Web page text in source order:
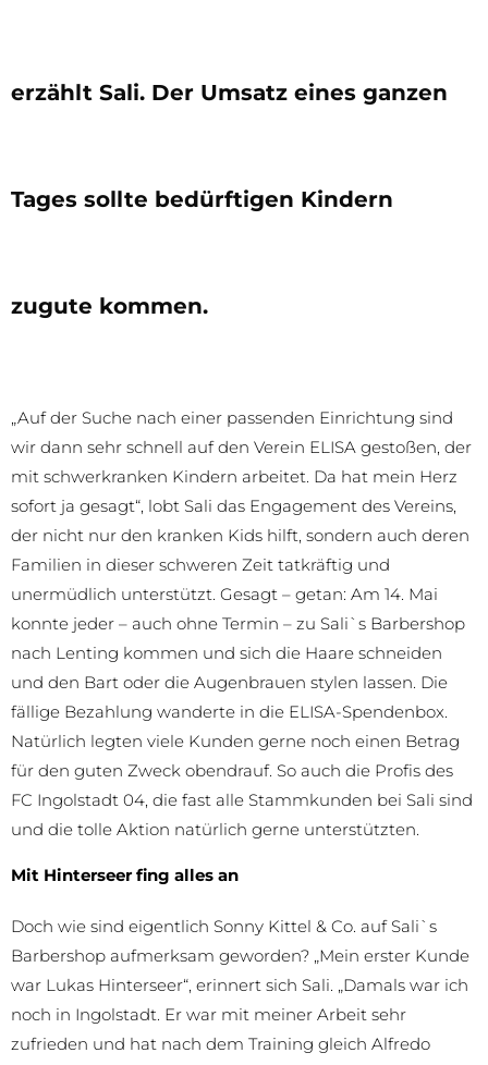
erzählt Sali. Der Umsatz eines ganzen
Tages sollte bedürftigen Kindern
zugute kommen.
„Auf der Suche nach einer passenden Einrichtung sind
wir dann sehr schnell auf den Verein ELISA gestoßen, der
mit schwerkranken Kindern arbeitet. Da hat mein Herz
sofort ja gesagt“, lobt Sali das Engagement des Vereins,
der nicht nur den kranken Kids hilft, sondern auch deren
Familien in dieser schweren Zeit tatkräftig und
unermüdlich unterstützt. Gesagt – getan: Am 14. Mai
konnte jeder – auch ohne Termin – zu Sali`s Barbershop
nach Lenting kommen und sich die Haare schneiden
und den Bart oder die Augenbrauen stylen lassen. Die
fällige Bezahlung wanderte in die ELISA-Spendenbox.
Natürlich legten viele Kunden gerne noch einen Betrag
für den guten Zweck obendrauf. So auch die Profis des
FC Ingolstadt 04, die fast alle Stammkunden bei Sali sind
und die tolle Aktion natürlich gerne unterstützten.
Mit Hinterseer fing alles an
Doch wie sind eigentlich Sonny Kittel & Co. auf Sali`s
Barbershop aufmerksam geworden? „Mein erster Kunde
war Lukas Hinterseer“, erinnert sich Sali. „Damals war ich
noch in Ingolstadt. Er war mit meiner Arbeit sehr
zufrieden und hat nach dem Training gleich Alfredo